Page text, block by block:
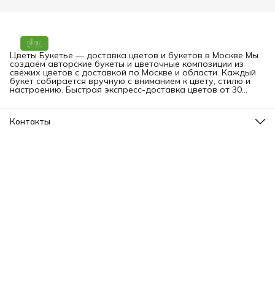
Цветы Букетье — доставка цветов и букетов в Москве Мы
создаём авторские букеты и цветочные композиции из
свежих цветов с доставкой по Москве и области. Каждый
букет собирается вручную с вниманием к цвету, стилю и
настроению. Быстрая экспресс-доставка цветов от 30
заказать букет онлайн в любое время.
Контакты